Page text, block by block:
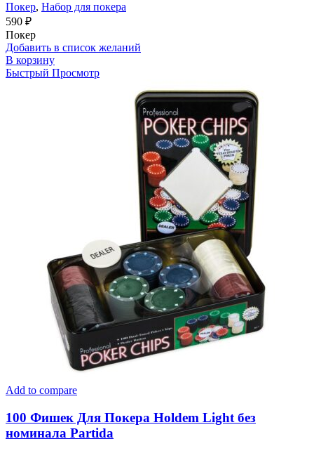
Покер, Набор для покера
590 ₽
Покер
Добавить в список желаний
В корзину
Быстрый Просмотр
Add to compare
100 Фишек Для Покера Holdem Light без
номинала Partida